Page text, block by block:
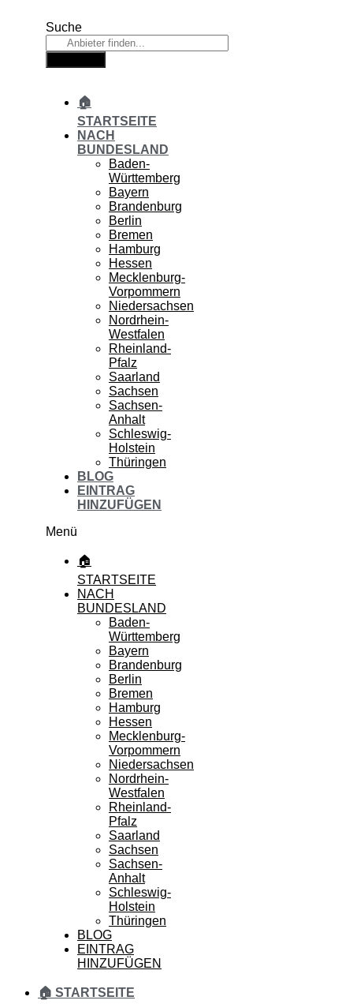
Suche
🏠
STARTSEITE
NACH
BUNDESLAND
Baden-
Württemberg
Bayern
Brandenburg
Berlin
Bremen
Hamburg
Hessen
Mecklenburg-
Vorpommern
Niedersachsen
Nordrhein-
Westfalen
Rheinland-
Pfalz
Saarland
Sachsen
Sachsen-
Anhalt
Schleswig-
Holstein
Thüringen
BLOG
EINTRAG
HINZUFÜGEN
Menü
🏠
STARTSEITE
NACH
BUNDESLAND
Baden-
Württemberg
Bayern
Brandenburg
Berlin
Bremen
Hamburg
Hessen
Mecklenburg-
Vorpommern
Niedersachsen
Nordrhein-
Westfalen
Rheinland-
Pfalz
Saarland
Sachsen
Sachsen-
Anhalt
Schleswig-
Holstein
Thüringen
BLOG
EINTRAG
HINZUFÜGEN
🏠 STARTSEITE